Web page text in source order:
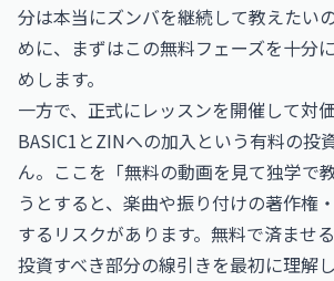
分は本当にズンバを継続して教えたい
めに、まずはこの無料フェーズを十分
めします。
一方で、正式にレッスンを開催して対
BASIC1とZINへの加入という有料の投
ん。ここを「無料の動画を見て独学で
うとすると、楽曲や振り付けの著作権
するリスクがあります。無料で済ませ
投資すべき部分の線引きを最初に理解